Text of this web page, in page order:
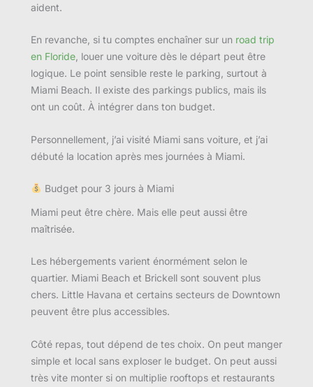
aident.
En revanche, si tu comptes enchaîner sur un road trip
en Floride , louer une voiture dès le départ peut être
logique. Le point sensible reste le parking, surtout à
Miami Beach. Il existe des parkings publics, mais ils
ont un coût. À intégrer dans ton budget.
Personnellement, j’ai visité Miami sans voiture, et j’ai
débuté la location après mes journées à Miami.
Budget pour 3 jours à Miami
Miami peut être chère. Mais elle peut aussi être
maîtrisée.
Les hébergements varient énormément selon le
quartier. Miami Beach et Brickell sont souvent plus
chers. Little Havana et certains secteurs de Downtown
peuvent être plus accessibles.
Côté repas, tout dépend de tes choix. On peut manger
simple et local sans exploser le budget. On peut aussi
très vite monter si on multiplie rooftops et restaurants